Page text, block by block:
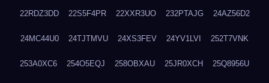
22RDZ3DD 22S5F4PR 22XXR3UO 232PTAJG 24AZ56D2
24MC44U0 24TJTMVU 24XS3FEV 24YV1LVI 252T7VNK
253A0XC6 254O5EQJ 258OBXAU 25JR0XCH 25Q8956U